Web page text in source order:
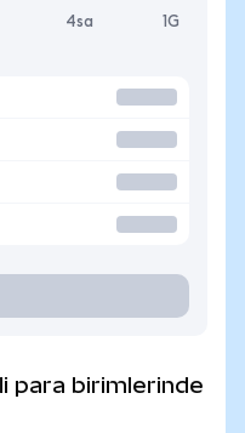
4sa 1G
para birimlerinde